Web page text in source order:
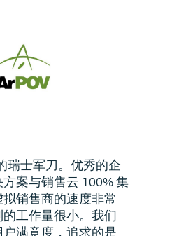
瑞士军刀。优秀的企
案与销售云 100% 集
销售商的速度非常
工作量很小。我们
满意度，追求的是